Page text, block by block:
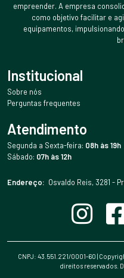
empreender. A empresa
como objetivo facilitar e
equipamentos,
Institucional
Sobre nós
Perguntas frequentes
Atendimento
Segunda a Sexta-feira: 08h às 19h
Sábado: 07h às 12h
Endereço: Osvaldo Reis, 3281 -
CNPJ: 43.551.221/0001-60 |
direitos reservados.